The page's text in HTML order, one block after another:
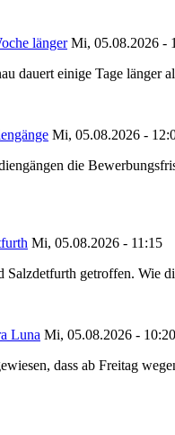
länger Mi, 05.08.2026 -
dauert einige Tage länger
Mi, 05.08.2026 -
die
Mi, 05.08.2026 - 11:15
getroffen. Wie
Luna Mi, 05.08.2026 - 10:20
dass ab Freitag